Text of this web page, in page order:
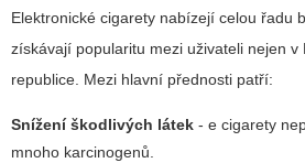
Elektronické cigarety nabízejí celou řadu
získávají popularitu mezi uživateli nejen
republice. Mezi hlavní přednosti patří:
Snížení škodlivých látek - e cigarety
mnoho karcinogenů.